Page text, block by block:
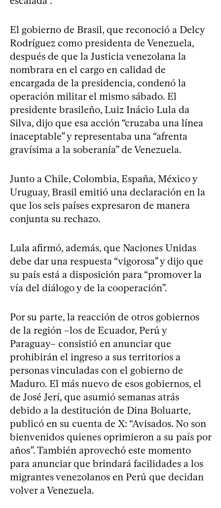
El gobierno de Brasil, que reconoció a Delcy
Rodríguez como presidenta de Venezuela,
después de que la Justicia venezolana la
nombrara en el cargo en calidad de
encargada de la presidencia, condenó la
operación militar el mismo sábado. El
presidente brasileño, Luiz Inácio Lula da
Silva, dijo que esa acción “cruzaba una línea
inaceptable” y representaba una “afrenta
gravísima a la soberanía” de Venezuela.
Junto a Chile, Colombia, España, México y
Uruguay, Brasil emitió una declaración en la
que los seis países expresaron de manera
conjunta su rechazo.
Lula afirmó, además, que Naciones Unidas
debe dar una respuesta “vigorosa” y dijo que
su país está a disposición para “promover la
vía del diálogo y de la cooperación”.
Por su parte, la reacción de otros gobiernos
de la región –los de Ecuador, Perú y
Paraguay– consistió en anunciar que
prohibirán el ingreso a sus territorios a
personas vinculadas con el gobierno de
Maduro. El más nuevo de esos gobiernos, el
de José Jerí, que asumió semanas atrás
debido a la destitución de Dina Boluarte,
publicó en su cuenta de X: “Avisados. No son
bienvenidos quienes oprimieron a su país por
años”. También aprovechó este momento
para anunciar que brindará facilidades a los
migrantes venezolanos en Perú que decidan
volver a Venezuela.